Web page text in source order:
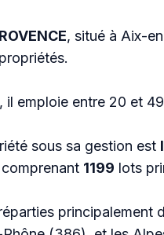
, situé à Aix-
il emploie entre 20 et
sous sa gestion est
1199 lots
principalement